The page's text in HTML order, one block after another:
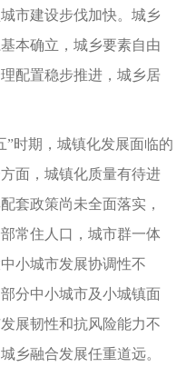
市建设步伐加快。城乡
本确立，城乡要素自由
配置稳步推进，城乡居
”时期，城镇化发展面临的
面，城镇化质量有待进
套政策尚未全面落实，
常住人口，城市群一体
小城市发展协调性不
分中小城市及小城镇面
展韧性和抗风险能力不
乡融合发展任重道远。